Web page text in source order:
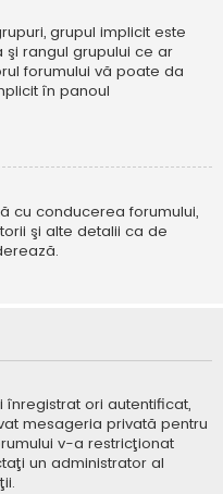
grupul implicit este
rangul grupului ce ar
forumului vă poate da
în panoul
cu conducerea forumului,
şi alte detalii ca de
înregistrat ori autentificat,
mesageria privată pentru
v-a restricţionat
un administrator al